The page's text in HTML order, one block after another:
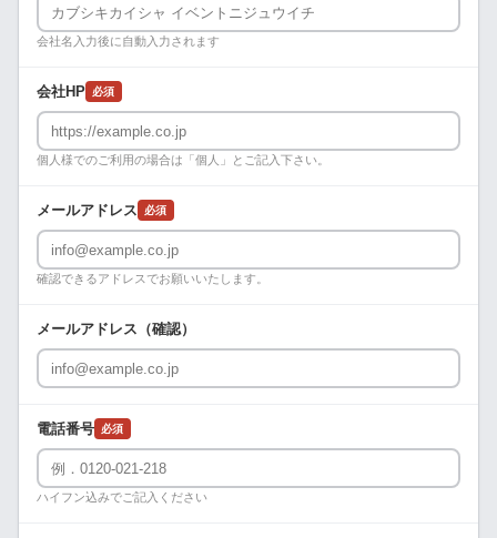
会社名入力後に自動入力されます
会社HP 必須
個人様でのご利用の場合は「個人」とご記入下さい。
メールアドレス 必須
確認できるアドレスでお願いいたします。
メールアドレス（確認）
電話番号 必須
ハイフン込みでご記入ください